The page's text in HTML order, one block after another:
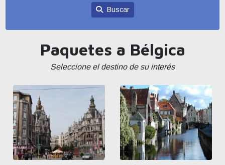
Buscar
Paquetes a Bélgica
Seleccione el destino de su interés